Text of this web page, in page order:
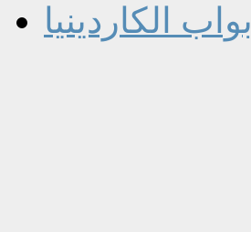
ابواب الكاردينيا